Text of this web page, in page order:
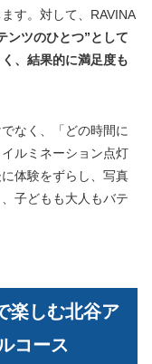
す。対して、RAVINA
ンツのひとつ”として
、結果的に満足度も
なく、「どの時間に
ルミネーション点灯
体験をずらし、写真
子どもも大人もバテ
楽しむ北谷ア
コース